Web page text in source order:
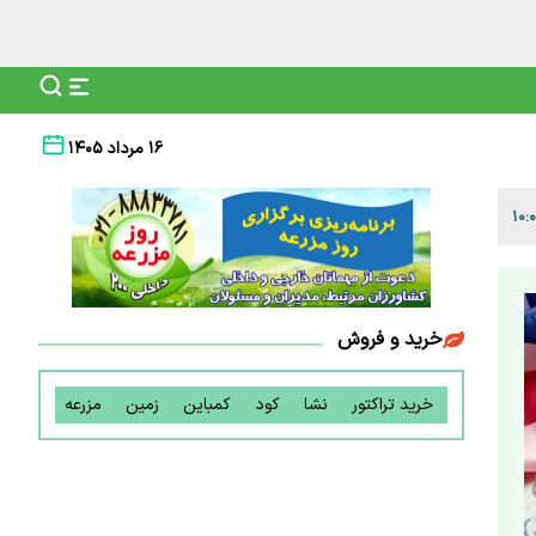
۱۶ مرداد ۱۴۰۵
خرید و فروش
خرید تراکتور نشا کود کمباین زمین مزرعه